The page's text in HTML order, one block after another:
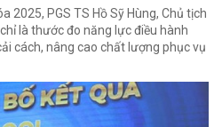
2025, PGS TS Hồ Sỹ Hùng, Chủ tịch
là thước đo năng lực điều hành
cách, nâng cao chất lượng phục vụ